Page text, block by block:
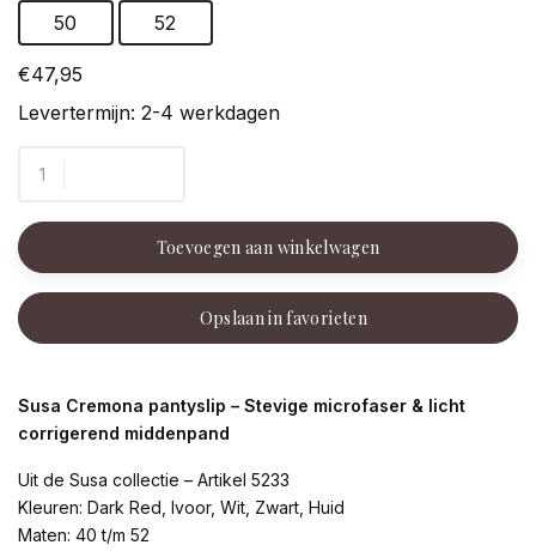
50 52
€47,95
Levertermijn: 2-4 werkdagen
Toevoegen aan winkelwagen
Opslaan in favorieten
Susa Cremona pantyslip – Stevige microfaser & licht
corrigerend middenpand
Uit de Susa collectie – Artikel 5233
Kleuren: Dark Red, Ivoor, Wit, Zwart, Huid
Maten: 40 t/m 52